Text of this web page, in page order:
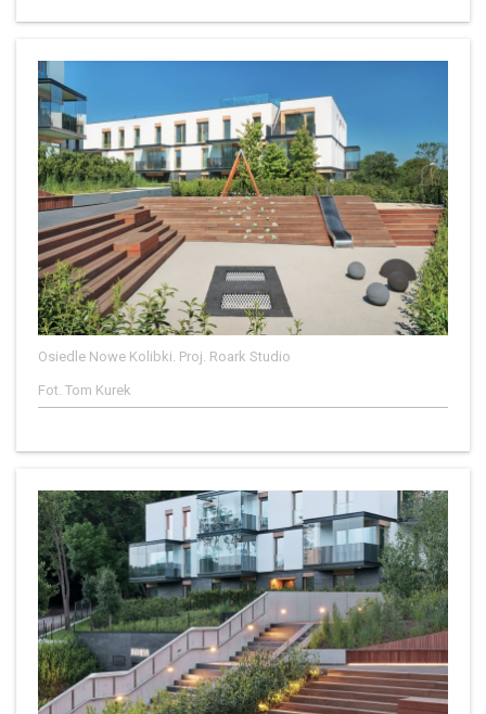
Osiedle Nowe Kolibki. Proj. Roark Studio
Fot. Tom Kurek